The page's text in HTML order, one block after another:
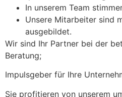
In unserem Team
Unsere Mitarbeiter sind
ausgebildet.
Wir sind Ihr Partner bei der
Beratung;
Impulsgeber für Ihre
Sie profitieren von unserem